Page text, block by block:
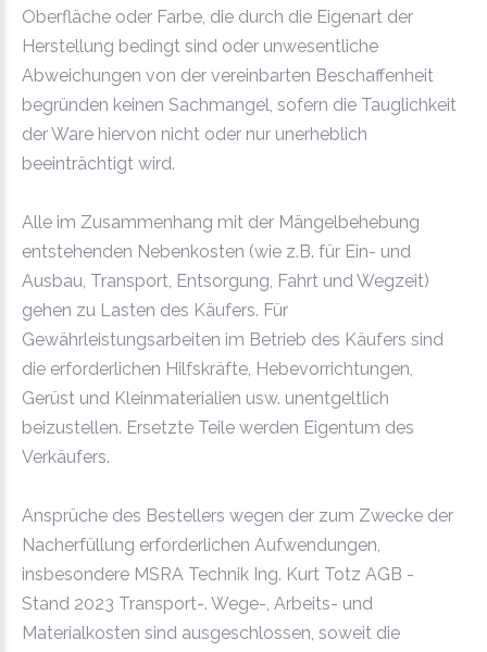
Oberfläche oder Farbe, die durch die Eigenart der
Herstellung bedingt sind oder unwesentliche
Abweichungen von der vereinbarten Beschaffenheit
begründen keinen Sachmangel, sofern die Tauglichkeit
der Ware hiervon nicht oder nur unerheblich
beeinträchtigt wird.
Alle im Zusammenhang mit der Mängelbehebung
entstehenden Nebenkosten (wie z.B. für Ein- und
Ausbau, Transport, Entsorgung, Fahrt und Wegzeit)
gehen zu Lasten des Käufers. Für
Gewährleistungsarbeiten im Betrieb des Käufers sind
die erforderlichen Hilfskräfte, Hebevorrichtungen,
Gerüst und Kleinmaterialien usw. unentgeltlich
beizustellen. Ersetzte Teile werden Eigentum des
Verkäufers.
Ansprüche des Bestellers wegen der zum Zwecke der
Nacherfüllung erforderlichen Aufwendungen,
insbesondere MSRA Technik Ing. Kurt Totz AGB -
Stand 2023 Transport-. Wege-, Arbeits- und
Materialkosten sind ausgeschlossen, soweit die